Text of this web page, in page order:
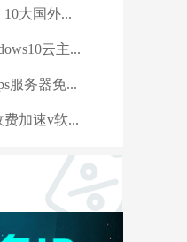
大国外...
云主...
服务器免...
加速v软...
免费服务...
种解决...